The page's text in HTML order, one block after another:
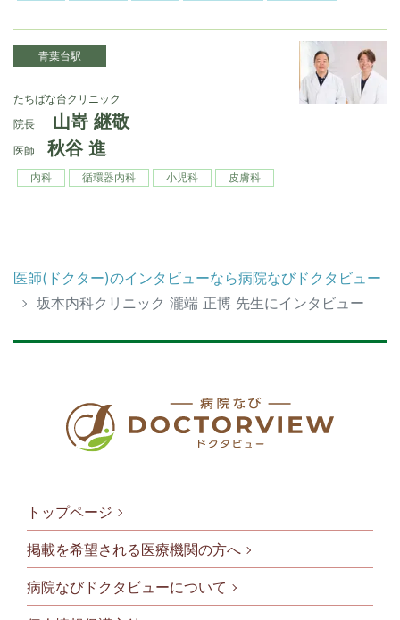
青葉台駅
たちばな台クリニック
院長
山嵜 継敬
医師 秋谷 進
内科 循環器内科 小児科 皮膚科
医師(ドクター)のインタビューなら病院なびドクタビュー
坂本内科クリニック 瀧端 正博 先生にインタビュー
トップページ
掲載を希望される医療機関の方へ
病院なびドクタビューについて